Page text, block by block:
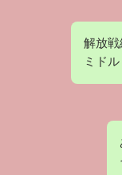
解放
ミド